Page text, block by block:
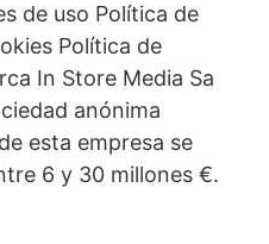
de uso Política de
Política de
In Store Media Sa
anónima
esta empresa se
6 y 30 millones €.